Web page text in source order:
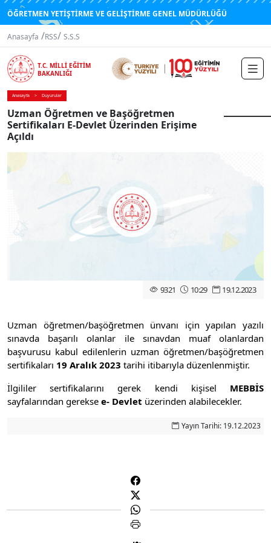
ÖĞRETMEN YETİŞTİRME VE GELİŞTİRME GENEL MÜDÜRLÜĞÜ
Anasayfa /RSS/ S.S.S
T.C. MİLLİ EĞİTİM
BAKANLIĞI
Anasayfa Duyurular
Uzman Öğretmen ve Başöğretmen
Sertifikaları E-Devlet Üzerinden Erişime
Açıldı
9321 10:29 19.12.2023
Uzman öğretmen/başöğretmen ünvanı için yapılan yazılı
sınavda başarılı olanlar ile sınavdan muaf olanlardan
başvurusu kabul edilenlerin uzman öğretmen/başöğretmen
sertifikaları 19 Aralık 2023 tarihi itibarıyla düzenlenmiştir.
İlgililer sertifikalarını gerek kendi kişisel MEBBİS
sayfalarından gerekse e- Devlet üzerinden alabilecekler.
Yayın Tarihi: 19.12.2023